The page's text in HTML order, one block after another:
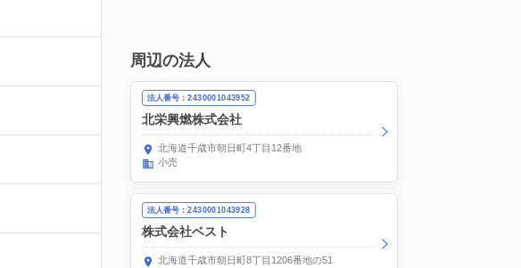
周辺の法人
法人番号：2430001043952
北栄興燃株式会社
北海道千歳市朝日町4丁目12番地
小売
法人番号：2430001043928
株式会社ベスト
北海道千歳市朝日町8丁目1206番地の51